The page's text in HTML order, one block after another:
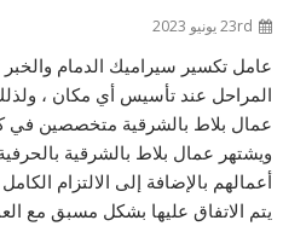
23rd يونيو 2023
عامل تكسير سيراميك الدمام
المراحل عند تأسيس أي مكان ،
عمال بلاط بالشرقية متخصصين في
ويشتهر عمال بلاط بالشرقية
أعمالهم بالإضافة إلى الالتزام
يتم الاتفاق عليها بشكل مسبق مع